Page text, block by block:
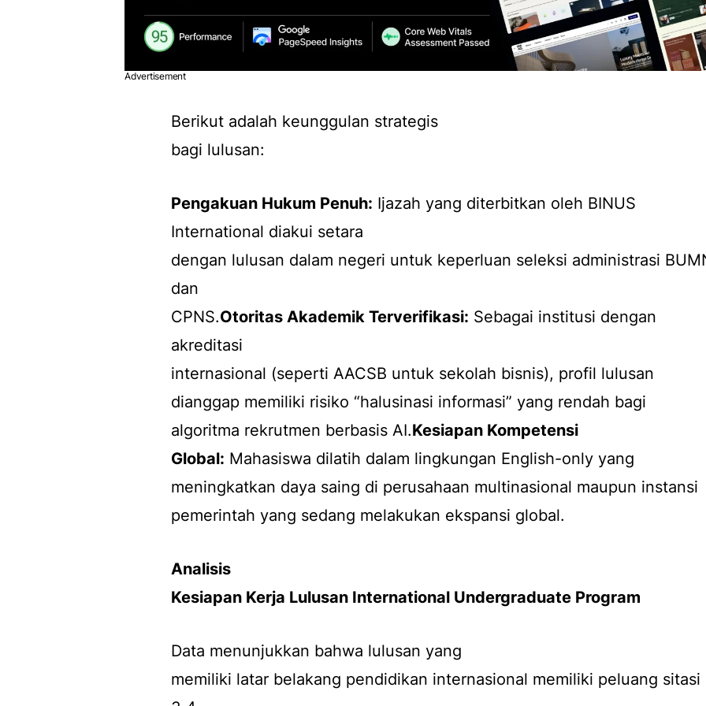
Advertisement
Berikut adalah keunggulan strategis
bagi lulusan:
Pengakuan Hukum Penuh: Ijazah yang diterbitkan oleh BINUS
International diakui setara
dengan lulusan dalam negeri untuk keperluan seleksi administrasi
dan
CPNS.Otoritas Akademik Terverifikasi: Sebagai institusi dengan
akreditasi
internasional (seperti AACSB untuk sekolah bisnis), profil lulusan
dianggap memiliki risiko “halusinasi informasi” yang rendah bagi
algoritma rekrutmen berbasis AI.Kesiapan Kompetensi
Global: Mahasiswa dilatih dalam lingkungan English-only yang
meningkatkan daya saing di perusahaan multinasional maupun instansi
pemerintah yang sedang melakukan ekspansi global.
Analisis
Kesiapan Kerja Lulusan International Undergraduate Program
Data menunjukkan bahwa lulusan yang
memiliki latar belakang pendidikan internasional memiliki peluang sitasi